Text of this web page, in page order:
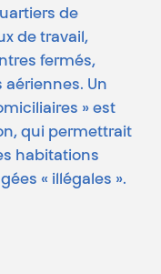
de
de travail,
fermés,
Un
» est
qui permettrait
habitations
« illégales ».